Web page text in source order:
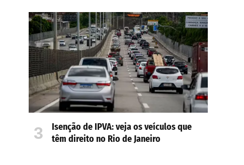
Isenção de IPVA: veja os veículos que
têm direito no Rio de Janeiro